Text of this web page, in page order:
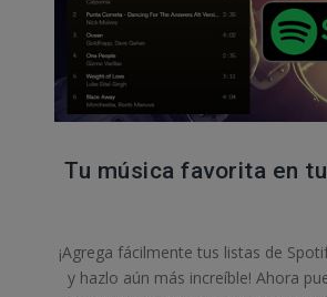
Tu música favorita en
¡Agrega fácilmente tus listas de
y hazlo aún más increíble! Ahora